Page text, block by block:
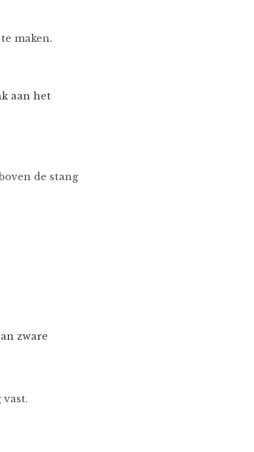
maken.
aan het
de stang
zware